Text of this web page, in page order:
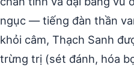
ngục — tiếng đàn thần
khỏi câm, Thạch Sanh
trừng trị (sét đánh, hóa